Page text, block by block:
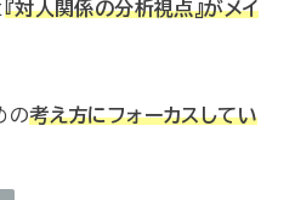
『対人関係の分析視点』がメイ
の考え方にフォーカスしてい